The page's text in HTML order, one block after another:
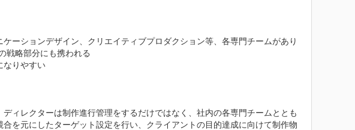
ーションデザイン、クリエイティブプロダクション等、各専門チームがあり
戦略部分にも携われる
なりやすい
ィレクターは制作進行管理をするだけではなく、社内の各専門チームととも
を元にしたターゲット設定を行い、クライアントの目的達成に向けて制作物